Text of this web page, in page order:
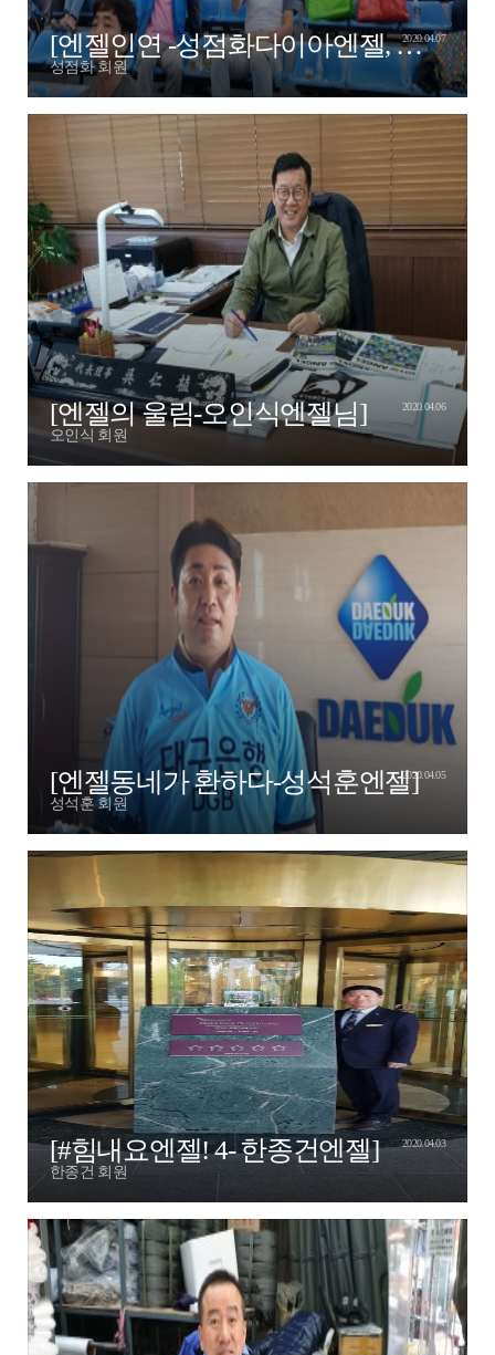
[엔젤인연 -성점화다이아엔젤, 김홍식엔젤]
성점화 회원
2020.04.07
[엔젤의 울림-오인식엔젤님]
오인식 회원
2020.04.06
[엔젤동네가 환하다-성석훈엔젤]
성석훈 회원
2020.04.05
[#힘내요엔젤! 4- 한종건엔젤]
한종건 회원
2020.04.03